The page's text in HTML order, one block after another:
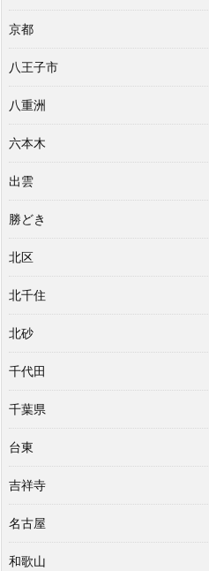
京都
八王子市
八重洲
六本木
出雲
勝どき
北区
北千住
北砂
千代田
千葉県
台東
吉祥寺
名古屋
和歌山